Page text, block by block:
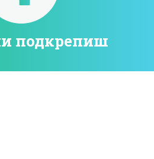
подкрепиш